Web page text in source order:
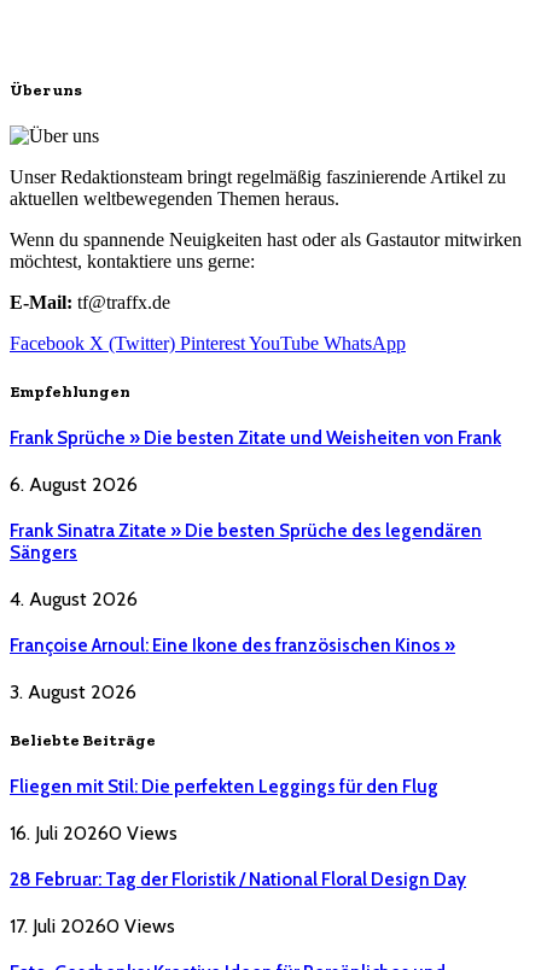
Über uns
Unser Redaktionsteam bringt regelmäßig faszinierende Artikel zu
aktuellen weltbewegenden Themen heraus.
Wenn du spannende Neuigkeiten hast oder als Gastautor mitwirken
möchtest, kontaktiere uns gerne:
E-Mail: tf@traffx.de
Facebook X (Twitter) PinterestYouTube WhatsApp
Empfehlungen
Frank Sprüche » Die besten Zitate und Weisheiten von Frank
6. August 2026
Frank Sinatra Zitate » Die besten Sprüche des legendären
Sängers
4. August 2026
Françoise Arnoul: Eine Ikone des französischen Kinos »
3. August 2026
Beliebte Beiträge
Fliegen mit Stil: Die perfekten Leggings für den Flug
16. Juli 20260 Views
28 Februar: Tag der Floristik / National Floral Design Day
17. Juli 20260 Views